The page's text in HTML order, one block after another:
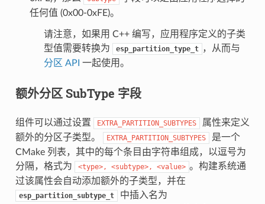
任何值 (0x00-0xFE)。
请注意，如果用 C++ 编写，应用程序定义的子类
型值需要转换为
esp_partition_type_t ，从而与
分区 API 一起使用。
额外分区 SubType 字段
组件可以通过设置 EXTRA_PARTITION_SUBTYPES
属性来定义
额外的分区子类型。
EXTRA_PARTITION_SUBTYPES
是一个
CMake 列表，其中的每个条目由字符串组成，以逗号为
分隔，格式为
<type>, <subtype>, <value> 。构建系统通
过该属性会自动添加额外的子类型，并在
esp_partition_subtype_t 中插入名为